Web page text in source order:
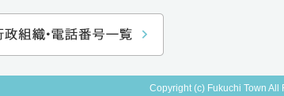
Copyright (c) Fukuchi Town All